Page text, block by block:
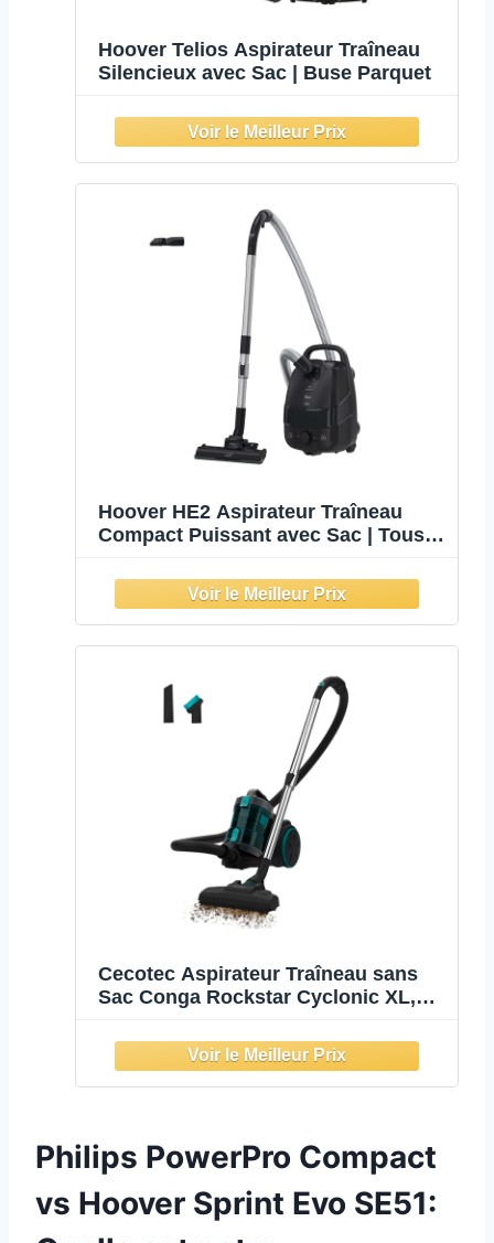
Hoover Telios Aspirateur Traîneau
Silencieux avec Sac | Buse Parquet
Hoover HE2 Aspirateur Traîneau
Compact Puissant avec Sac | Tous
Cecotec Aspirateur Traîneau sans
Sac Conga Rockstar Cyclonic XL,
Philips PowerPro Compact
vs Hoover Sprint Evo SE51: